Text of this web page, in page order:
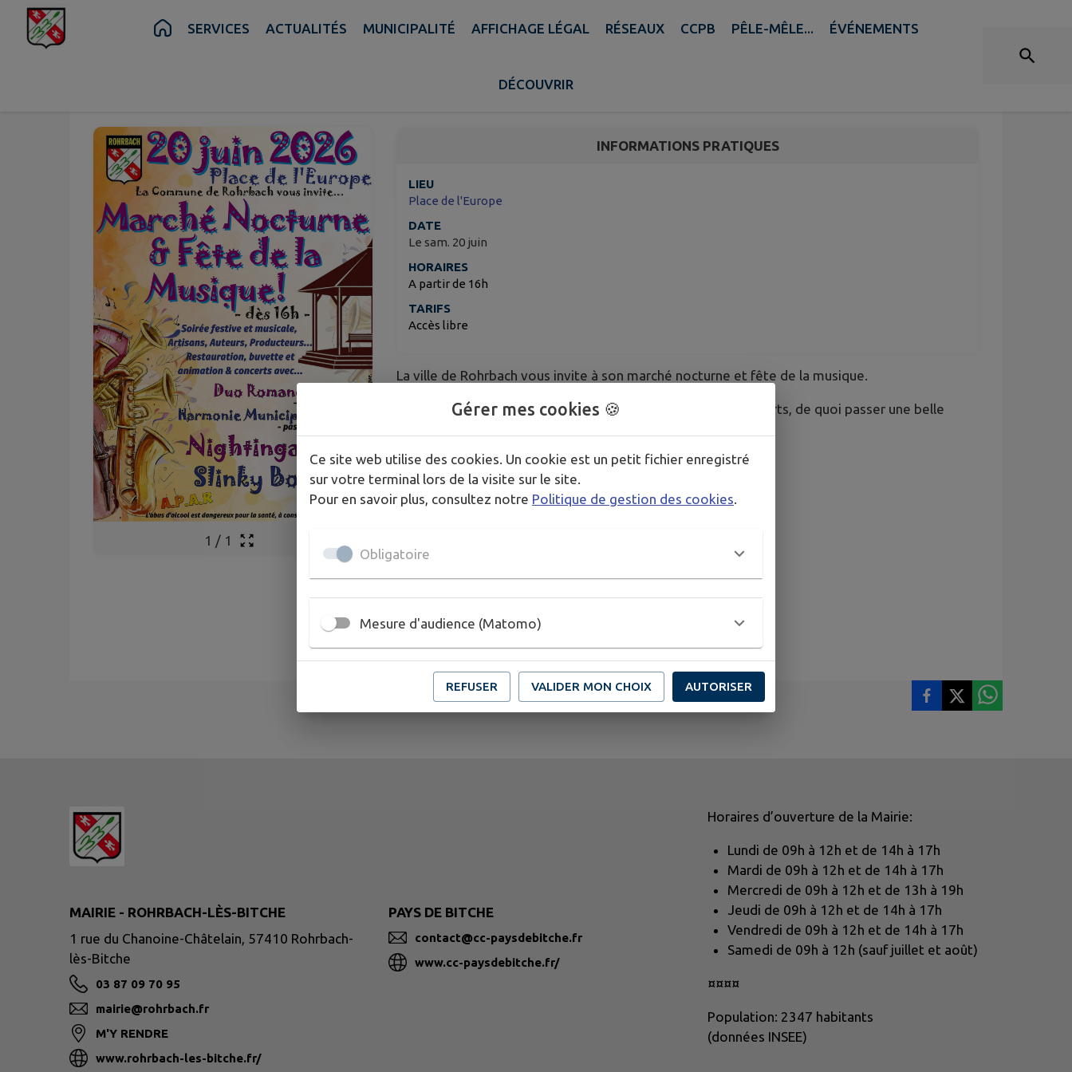
Contenu Recherche Pied de page
SERVICES ACTUALITÉS MUNICIPALITÉ AFFICHAGE LÉGAL RÉSEAUX CCPB PÊLE-MÊLE... ÉVÉNEMENTS
DÉCOUVRIR
1 / 1
INFORMATIONS PRATIQUES
LIEU
Place de l'Europe
DATE
Le sam. 20 juin
HORAIRES
A partir de 16h
TARIFS
Accès libre
La ville de Rohrbach vous invite à son marché nocturne et fête de la musique.
Producteurs, artisans, auteurs, animations musicales et concerts, de quoi passer une belle
MAIRIE - ROHRBACH-LÈS-BITCHE
1 rue du Chanoine-Châtelain, 57410 Rohrbach-
lès-Bitche
03 87 09 70 95
mairie@rohrbach.fr
M'Y RENDRE
www.rohrbach-les-bitche.fr/
PAYS DE BITCHE
contact@cc-paysdebitche.fr
www.cc-paysdebitche.fr/
Horaires d’ouverture de la Mairie:
Lundi de 09h à 12h et de 14h à 17h
Mardi de 09h à 12h et de 14h à 17h
Mercredi de 09h à 12h et de 13h à 19h
Jeudi de 09h à 12h et de 14h à 17h
Vendredi de 09h à 12h et de 14h à 17h
Samedi de 09h à 12h (sauf juillet et août)
¤¤¤¤
Population: 2347 habitants
(données INSEE)
Gérer mes cookies 🍪
Ce site web utilise des cookies. Un cookie est un petit fichier enregistré
sur votre terminal lors de la visite sur le site.
Pour en savoir plus, consultez notre Politique de gestion des cookies.
Obligatoire
Mesure d'audience (Matomo)
REFUSER VALIDER MON CHOIX AUTORISER